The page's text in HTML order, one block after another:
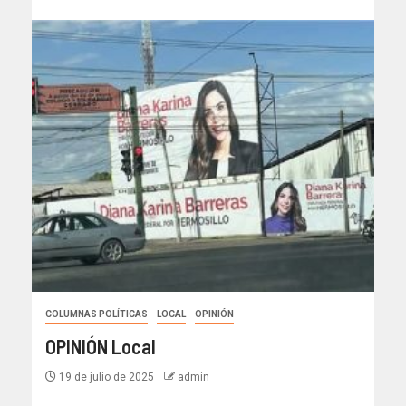
COLUMNAS POLÍTICAS LOCAL OPINIÓN
OPINIÓN Local
19 de julio de 2025 admin